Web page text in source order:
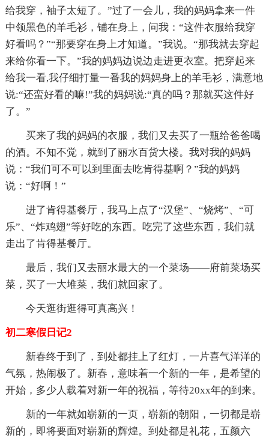
给我穿，袖子太短了。”过了一会儿，我的妈妈拿来一件
中领黑色的羊毛衫，铺在身上，问我：“这件衣服给我穿
好看吗？”“那要穿在身上才知道。”我说。“那我就去穿起
来给你看一下。”我的妈妈边说边走进更衣室。把穿起来
给我一看,我仔细打量一番我的妈妈身上的羊毛衫，满意地
说:“还蛮好看的嘛!”我的妈妈说:“真的吗？那就买这件好
了。”
买来了我的妈妈的衣服，我们又去买了一瓶给爸爸喝
的酒。不知不觉，就到了丽水百货大楼。我对我的妈妈
说：“我们可不可以到里面去吃肯得基啊？”我的妈妈
说：“好啊！”
进了肯得基餐厅，我马上点了“汉堡”、“烧烤”、“可
乐”、“炸鸡翅”等好吃的东西。吃完了这些东西，我们就
走出了肯得基餐厅。
最后，我们又去丽水最大的一个菜场——府前菜场买
菜，买了一大堆菜，我们就回家了。
今天逛街逛得可真高兴！
初二寒假日记2
新春终于到了，到处都挂上了红灯，一片喜气洋洋的
气氛，热闹极了。新春，意味着一个新的一年，是希望的
开始，多少人载着对新一年的祝福，等待20xx年的到来。
新的一年就如崭新的一页，崭新的朝阳，一切都是崭
新的，即将要面对崭新的辉煌。到处都是礼花，五颜六